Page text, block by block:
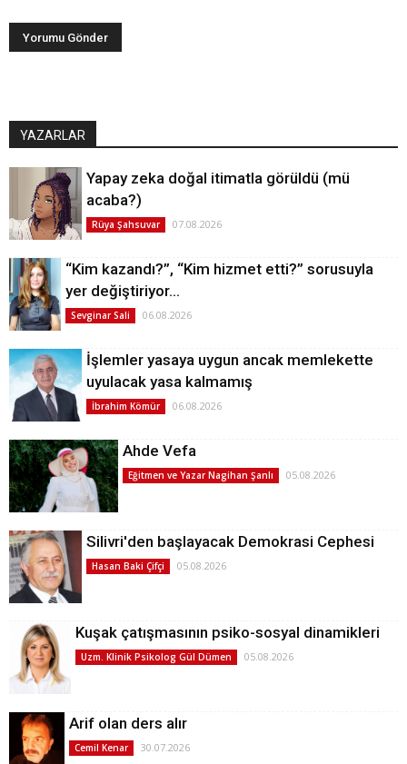
YAZARLAR
Yapay zeka doğal itimatla görüldü (mü
acaba?)
Rüya Şahsuvar 07.08.2026
“Kim kazandı?”, “Kim hizmet etti?” sorusuyla
yer değiştiriyor…
Sevginar Sali 06.08.2026
İşlemler yasaya uygun ancak memlekette
uyulacak yasa kalmamış
İbrahim Kömür 06.08.2026
Ahde Vefa
Eğitmen ve Yazar Nagihan Şanlı 05.08.2026
Silivri'den başlayacak Demokrasi Cephesi
Hasan Baki Çifçi 05.08.2026
Kuşak çatışmasının psiko-sosyal dinamikleri
Uzm. Klinik Psikolog Gül Dümen 05.08.2026
Arif olan ders alır
Cemil Kenar 30.07.2026